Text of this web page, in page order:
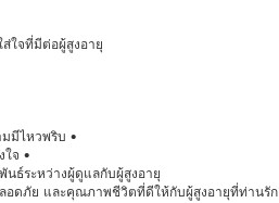
ใจที่มีต่อผู้สูงอายุ
มีไหวพริบ •
จ •
นธ์ระหว่างผู้ดูแลกับผู้สูงอายุ
อดภัย และคุณภาพชีวิตที่ดีให้กับผู้สูงอายุที่ท่านรัก